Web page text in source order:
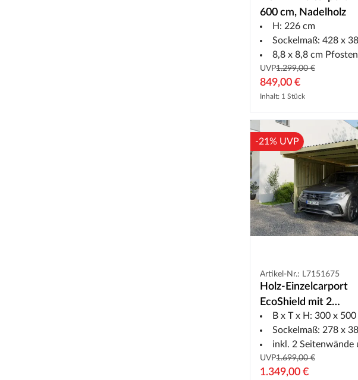
600 cm, Nadelholz
H: 226 cm
Sockelmaß: 428 x
8,8 x 8,8 cm Pfosten inkl.
UVP1.299,00 €
849,00 €
Inhalt: 1 Stück
-21% UVP
Artikel-Nr.: L7151675
Holz-Einzelcarport
EcoShield mit 2
Seitenwände und 1
Rückwand
B x T x H: 300 x 500 x
Sockelmaß: 278 x
inkl. 2 Seitenwände und 1
UVP1.699,00 €
1.349,00 €